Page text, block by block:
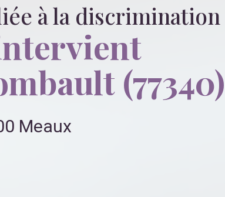
à la
(77340)
Meaux